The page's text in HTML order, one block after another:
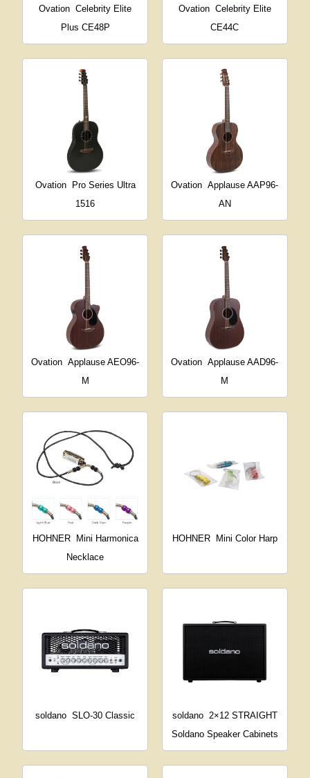
Ovation Celebrity Elite
Plus CE48P
Ovation Celebrity Elite
CE44C
Ovation
Pro Series Ultra
1516
Ovation Applause AAP96-
AN
Ovation Applause AEO96-
M
Ovation Applause AAD96-
M
HOHNER
Mini Harmonica
Necklace
HOHNER Mini Color Harp
soldano SLO-30 Classic soldano 2×12 STRAIGHT
Soldano Speaker Cabinets